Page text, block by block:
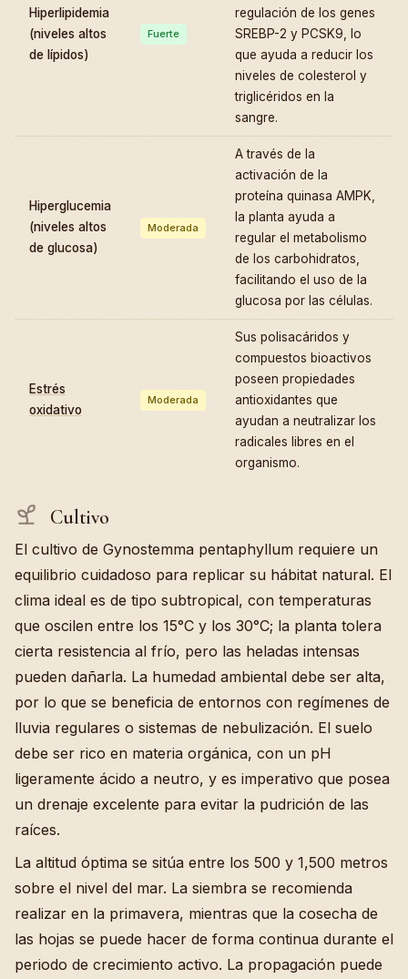
Hiperlipidemia
(niveles altos
de lípidos)
Fuerte
regulación de los genes
SREBP-2 y PCSK9, lo
que ayuda a reducir los
niveles de colesterol y
triglicéridos en la
sangre.
Hiperglucemia
(niveles altos
de glucosa)
Moderada
A través de la
activación de la
proteína quinasa AMPK,
la planta ayuda a
regular el metabolismo
de los carbohidratos,
facilitando el uso de la
glucosa por las células.
Estrés
oxidativo
Moderada
Sus polisacáridos y
compuestos bioactivos
poseen propiedades
antioxidantes que
ayudan a neutralizar los
radicales libres en el
organismo.
Cultivo
El cultivo de Gynostemma pentaphyllum requiere un
equilibrio cuidadoso para replicar su hábitat natural. El
clima ideal es de tipo subtropical, con temperaturas
que oscilen entre los 15°C y los 30°C; la planta tolera
cierta resistencia al frío, pero las heladas intensas
pueden dañarla. La humedad ambiental debe ser alta,
por lo que se beneficia de entornos con regímenes de
lluvia regulares o sistemas de nebulización. El suelo
debe ser rico en materia orgánica, con un pH
ligeramente ácido a neutro, y es imperativo que posea
un drenaje excelente para evitar la pudrición de las
raíces.
La altitud óptima se sitúa entre los 500 y 1,500 metros
sobre el nivel del mar. La siembra se recomienda
realizar en la primavera, mientras que la cosecha de
las hojas se puede hacer de forma continua durante el
periodo de crecimiento activo. La propagación puede